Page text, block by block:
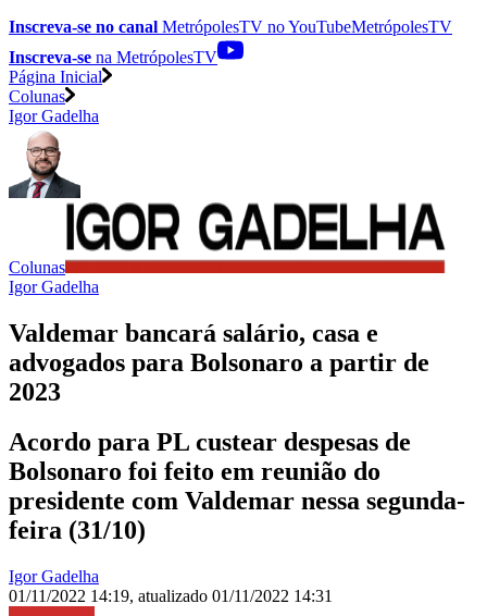
Inscreva-se no canal MetrópolesTV noYouTubeMetrópolesTV
Inscreva-se na MetrópolesTV
Página Inicial
Colunas
Igor Gadelha
Colunas
Igor Gadelha
Valdemar bancará salário, casa e
advogados para Bolsonaro a partir de
2023
Acordo para PL custear despesas de
Bolsonaro foi feito em reunião do
presidente com Valdemar nessa segunda-
feira (31/10)
Igor Gadelha
01/11/2022 14:19, atualizado 01/11/2022 14:31